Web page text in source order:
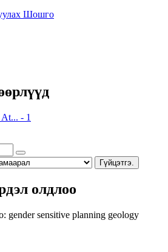
Шошго
At... - 1
Гүйцэтгэ.
олдлоо
gender sensitive planning geology